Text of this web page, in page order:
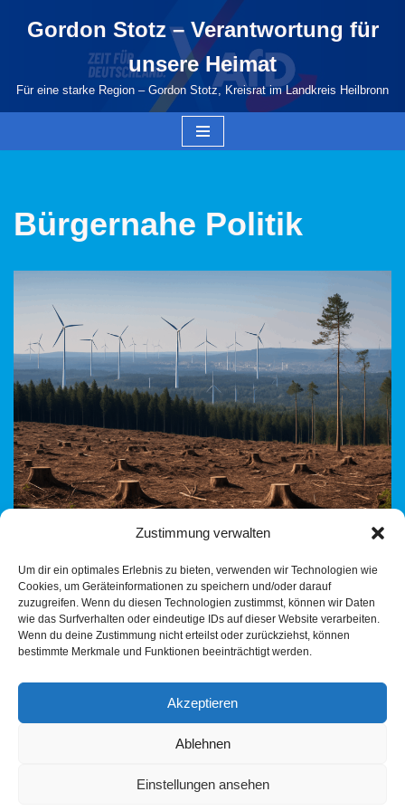
Zustimmung verwalten
Um dir ein optimales Erlebnis zu bieten, verwenden wir Technologien wie
Cookies, um Geräteinformationen zu speichern und/oder darauf
zuzugreifen. Wenn du diesen Technologien zustimmst, können wir Daten
wie das Surfverhalten oder eindeutige IDs auf dieser Website verarbeiten.
Wenn du deine Zustimmung nicht erteilst oder zurückziehst, können
bestimmte Merkmale und Funktionen beeinträchtigt werden.
Akzeptieren
Ablehnen
Einstellungen ansehen
springen
Gordon Stotz – Verantwortung für
unsere Heimat
Für eine starke Region – Gordon Stotz, Kreisrat im Landkreis Heilbronn
Bürgernahe Politik
wärmsten Juli seit der Kreidezeit, beschäftigte sich der
Regionalverband mit den Gesetzen der Grünen
Landesregierung – der Partner ist…Weiterlesen »